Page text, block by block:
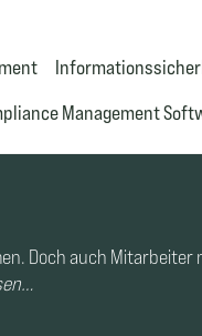
Management
Doch auch